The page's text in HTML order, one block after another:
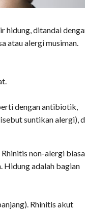
hidung, ditandai
atau alergi musiman.
dengan antibiotik,
suntikan alergi),
non-alergi
Hidung adalah bagian
Rhinitis akut